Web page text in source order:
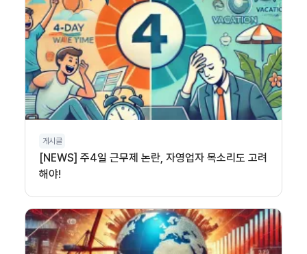
게시글
[NEWS] 주4일 근무제 논란, 자영업자 목소리도 고려
해야!